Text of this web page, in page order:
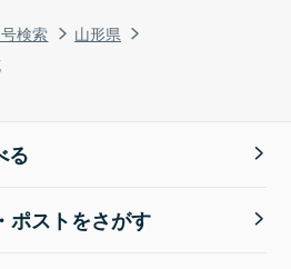
検索
山形県
る
ポストをさがす